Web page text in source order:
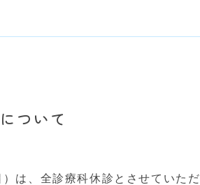
ついて
は、全診療科休診とさせていた